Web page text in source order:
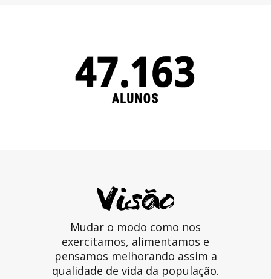
Mudar o modo como nos
exercitamos, alimentamos e
pensamos melhorando assim a
qualidade de vida da população.